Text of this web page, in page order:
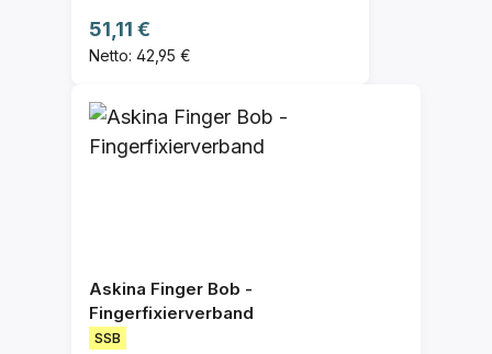
Regulärer Preis:
51,11 €
Netto: 42,95 €
Askina Finger Bob -
Fingerfixierverband
SSB